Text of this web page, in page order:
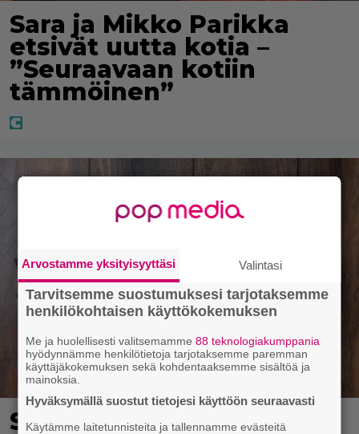
Sara ja Mikko Parikka
etsivät uutta kotia –
”Seuraavaan kotiin
tämmöinen”
Syötkö perunoita näin?
Arvostamme yksityisyyttäsi Valintasi
Tarvitsemme suostumuksesi tarjotaksemme
henkilökohtaisen käyttökokemuksen
Me ja huolellisesti valitsemamme88 teknologiakumppania
hyödynnämme henkilötietoja tarjotaksemme paremman
käyttäjäkokemuksen sekä kohdentaaksemme sisältöä ja
mainoksia.
Hyväksymällä suostut tietojesi käyttöön seuraavasti
Käytämme laitetunnisteita ja tallennamme evästeitä